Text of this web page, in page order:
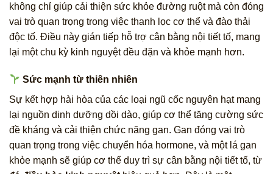
không chỉ giúp cải thiện sức khỏe đường ruột mà còn đóng
vai trò quan trọng trong việc thanh lọc cơ thể và đào thải
độc tố. Điều này gián tiếp hỗ trợ cân bằng nội tiết tố, mang
lại một chu kỳ kinh nguyệt đều đặn và khỏe mạnh hơn.
Sức mạnh từ thiên nhiên
Sự kết hợp hài hòa của các loại ngũ cốc nguyên hạt mang
lại nguồn dinh dưỡng dồi dào, giúp cơ thể tăng cường sức
đề kháng và cải thiện chức năng gan. Gan đóng vai trò
quan trọng trong việc chuyển hóa hormone, và một lá gan
khỏe mạnh sẽ giúp cơ thể duy trì sự cân bằng nội tiết tố, từ